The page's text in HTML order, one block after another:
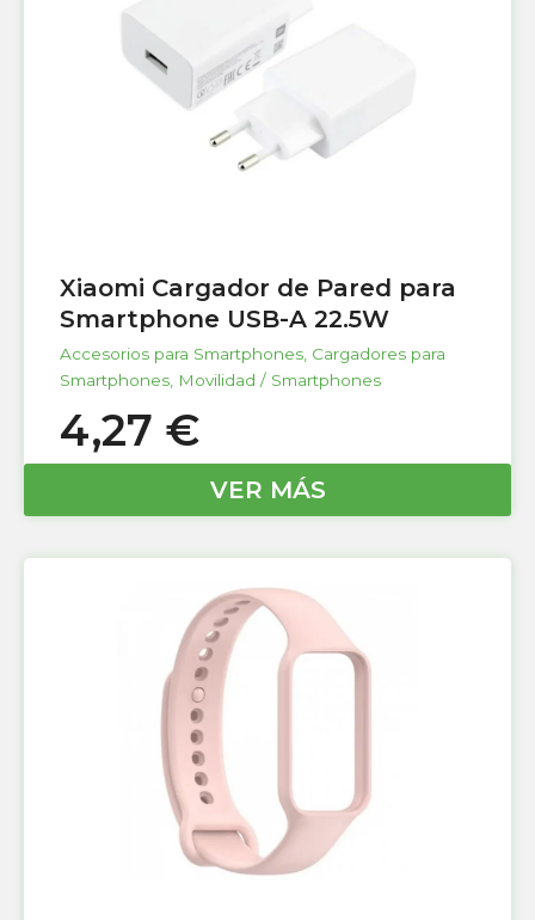
Xiaomi Cargador de Pared para
Smartphone USB-A 22.5W
Accesorios para Smartphones, Cargadores para
Smartphones, Movilidad / Smartphones
4,27 €
VER MÁS